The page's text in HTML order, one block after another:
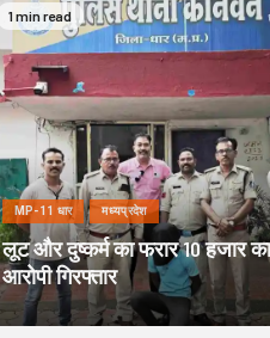
1 min read
MP-11 धार मध्यप्रदेश
लूट और दुष्कर्म का फरार 10 हजार का
आरोपी गिरफ्तार